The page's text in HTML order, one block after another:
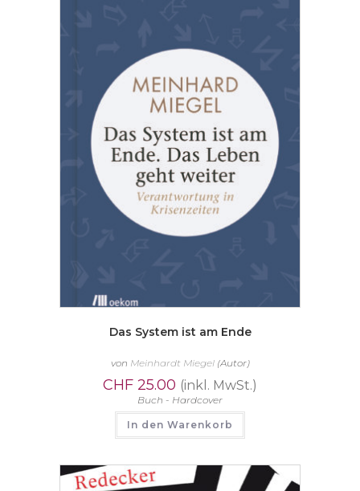
Das System ist am Ende
von Meinhardt Miegel(Autor)
CHF 25.00 (inkl. MwSt.)
Buch - Hardcover
In den Warenkorb